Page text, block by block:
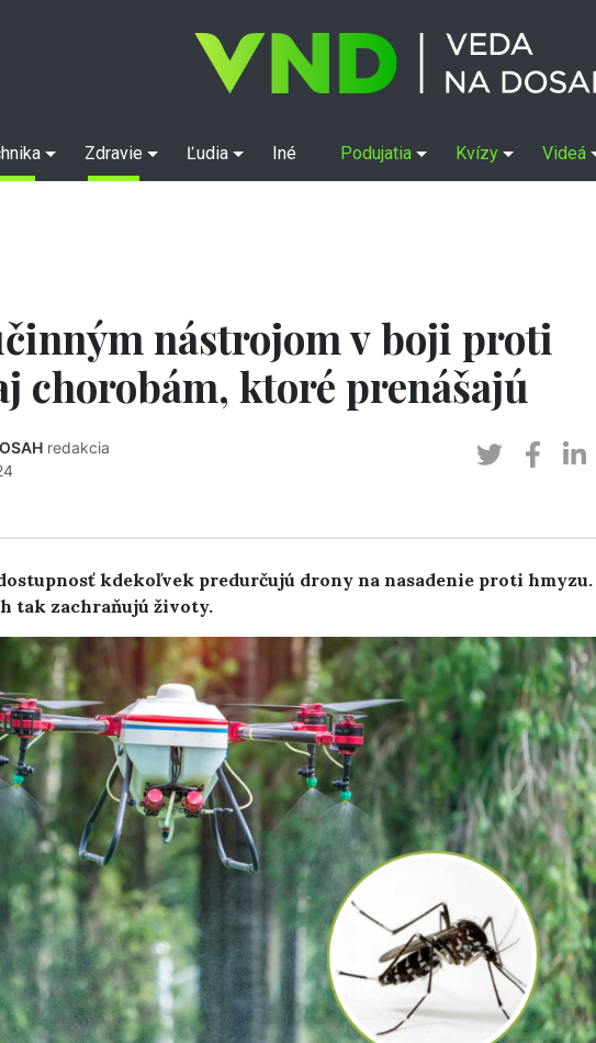
Zdravie Ľudia Iné Podujatia Kvízy Videá
nástrojom v boji proti
chorobám, ktoré prenášajú
redakcia
kdekoľvek predurčujú drony na nasadenie proti hmyzu.
tak zachraňujú životy.